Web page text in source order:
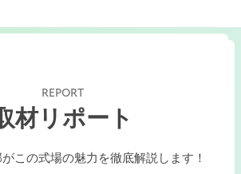
REPORT
材リポート
この式場の魅力を徹底解説します！